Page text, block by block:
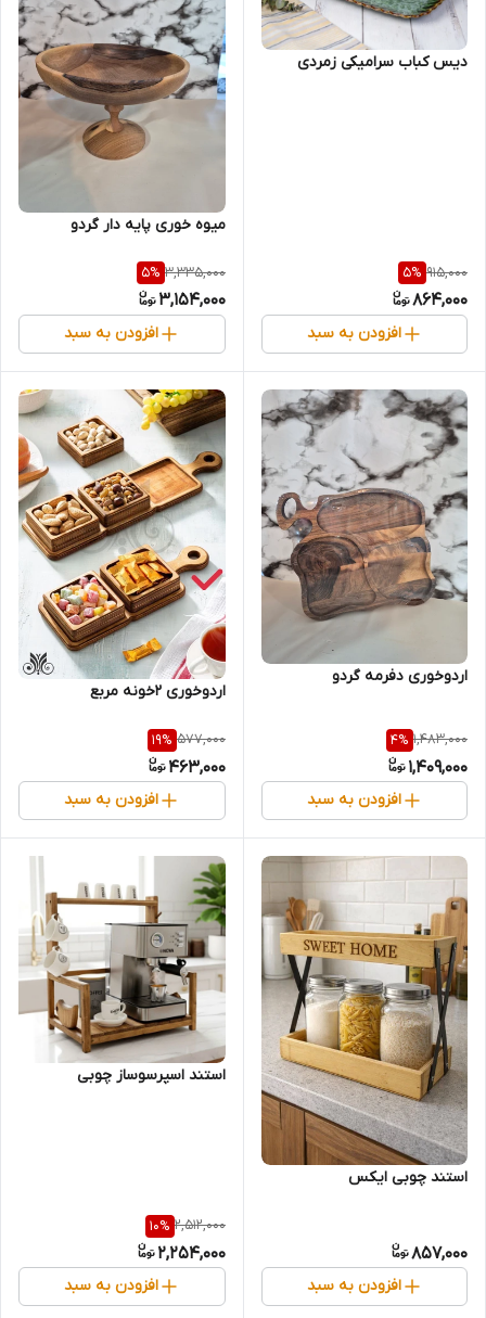
دیس کباب سرامیکی زمردی
915,000
5%
864,000
افزودن به سبد
میوه خوری پایه دار گردو
3,335,000
5%
3,154,000
افزودن به سبد
اردوخوری دفرمه گردو
1,483,000
4%
1,409,000
افزودن به سبد
اردوخوری 2خونه مربع
577,000
19%
463,000
افزودن به سبد
استند چوبی ایکس
857,000
افزودن به سبد
استند اسپرسوساز چوبی
2,512,000
10%
2,254,000
افزودن به سبد